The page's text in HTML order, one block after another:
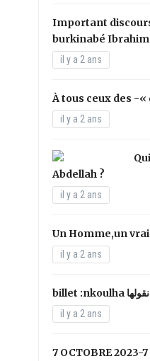
Important
burkinabé
il y a 2 ans
À tous ceux des -«
il y a 2 ans
Abdellah ?
il y a 2 ans
Un Homme,un
il y a 2 ans
il y a 2 ans
7 OCTOBRE 2023-